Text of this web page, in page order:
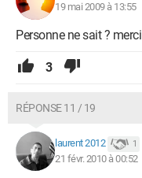
19 mai 2009 à 13:55
Personne ne sait ? merci
3
RÉPONSE 11 / 19
laurent 2012 1
21 févr. 2010 à 00:52